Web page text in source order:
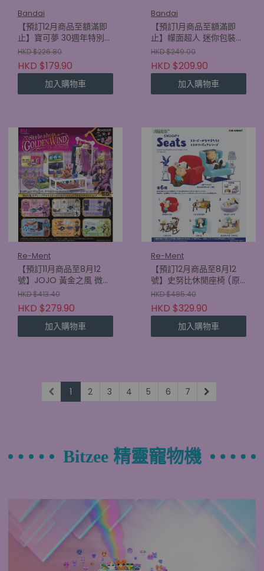
Bandai
【預訂12月商品至額滿即
止】寶可夢 30週年特別版
公仔 SP vol. (原盒12包)
(4570117935251)
HKD $226.80
HKD $179.90
加入購物車
Bandai
【預訂1月商品至額滿即
止】幪面超人 迷你包裝吊
飾 & 朱古力餅乾 2 (原盒
10件) (4570117931505)
HKD $249.00
HKD $209.90
加入購物車
Re-Ment
【預訂11月商品至8月12
號】JOJO 黃金之風 微型
擺設 (原盒6款)
(4521121700892)
HKD $413.40
HKD $279.90
加入購物車
Re-Ment
【預訂12月商品至8月12
號】史努比休閒座椅 (原
盒6款) (4521121701806)
HKD $485.40
HKD $329.90
加入購物車
1 2 3 4 5 6 7
Bitzee 精靈寵物機